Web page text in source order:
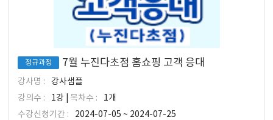
정규과정 7월 누진다초점 홈쇼핑 고객 응대
강사명 :
강사샘플
강의수 :
1강 | 목차수 :
1개
수강신청기간 :
2024-07-05 ~ 2024-07-25